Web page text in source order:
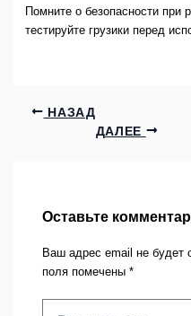
Помните о безопасности при
тестируйте грузики перед
НАЗАД
ДАЛЕЕ
Оставьте
Ваш адрес email не будет
поля помечены *